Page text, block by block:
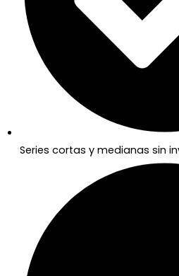
Series cortas y medianas sin